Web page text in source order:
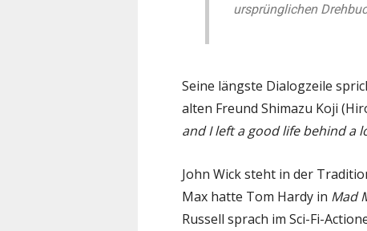
ursprünglichen
Seine längste Dialogzeile
alten Freund Shimazu Koji
and I left a good life behind a
John Wick steht in der
Max hatte Tom Hardy in Mad
Russell sprach im Sci-Fi-